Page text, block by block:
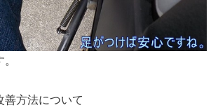
。
善方法について